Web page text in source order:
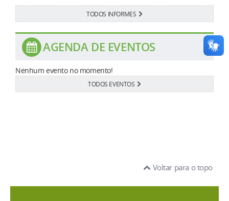
TODOS INFORMES
AGENDA DE EVENTOS
Nenhum evento no momento!
TODOS EVENTOS
Voltar para o topo